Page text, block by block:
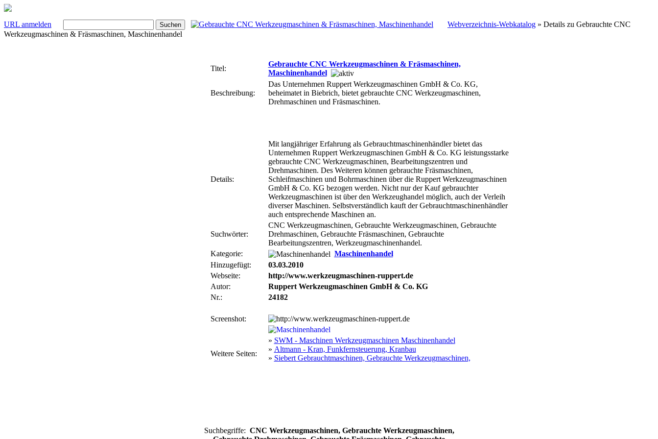
URL anmelden Webverzeichnis-Webkatalog » Details zu Gebrauchte CNC
Werkzeugmaschinen & Fräsmaschinen, Maschinenhandel
Titel:
Gebrauchte CNC Werkzeugmaschinen & Fräsmaschinen,
Maschinenhandel
Beschreibung:
Das Unternehmen Ruppert Werkzeugmaschinen GmbH & Co. KG,
beheimatet in Biebrich, bietet gebrauchte CNC Werkzeugmaschinen,
Drehmaschinen und Fräsmaschinen.
Details:
Mit langjähriger Erfahrung als Gebrauchtmaschinenhändler bietet das
Unternehmen Ruppert Werkzeugmaschinen GmbH & Co. KG leistungsstarke
gebrauchte CNC Werkzeugmaschinen, Bearbeitungszentren und
Drehmaschinen. Des Weiteren können gebrauchte Fräsmaschinen,
Schleifmaschinen und Bohrmaschinen über die Ruppert Werkzeugmaschinen
GmbH & Co. KG bezogen werden. Nicht nur der Kauf gebrauchter
Werkzeugmaschinen ist über den Werkzeughandel möglich, auch der Verleih
diverser Maschinen. Selbstverständlich kauft der Gebrauchtmaschinenhändler
auch entsprechende Maschinen an.
Suchwörter:
CNC Werkzeugmaschinen, Gebrauchte Werkzeugmaschinen, Gebrauchte
Drehmaschinen, Gebrauchte Fräsmaschinen, Gebrauchte
Bearbeitungszentren, Werkzeugmaschinenhandel.
Kategorie:
Maschinenhandel
Hinzugefügt:
03.03.2010
Webseite:
http://www.werkzeugmaschinen-ruppert.de
Autor:
Ruppert Werkzeugmaschinen GmbH & Co. KG
Nr.:
24182
Screenshot:
Weitere Seiten:
» SWM - Maschinen Werkzeugmaschinen Maschinenhandel
» Altmann - Kran, Funkfernsteuerung, Kranbau
» Siebert Gebrauchtmaschinen, Gebrauchte Werkzeugmaschinen,
Suchbegriffe: CNC Werkzeugmaschinen, Gebrauchte Werkzeugmaschinen,